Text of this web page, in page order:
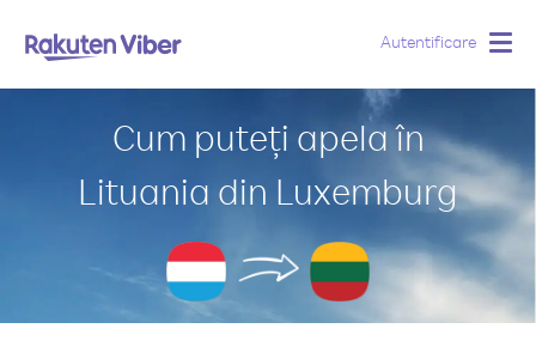
Autentificare
Cum puteți apela în
Lituania din Luxemburg